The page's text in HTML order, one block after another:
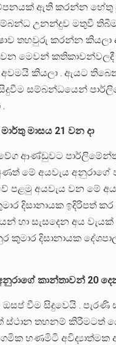
ඇති කරන්න හේතු
උනන්දුව මතුවී
තහවුරු කරන්න කියලා
මෙවන්
කියලා . ඇයට
සම්බන්ධයෙන්
මාසය 21 වන දා
ආණ්ඩුවට
මේ අයවැය
පළමු අයවැය වන මේ
දිසානායක ඉදිරිපත්
හා සැසදෙන අය
කුමාර දිසානායක
කාන්තාවන් 20
වීම සිදුවෙයි . පැරණි
තහනම් කිරීමටත්
හණමිටි